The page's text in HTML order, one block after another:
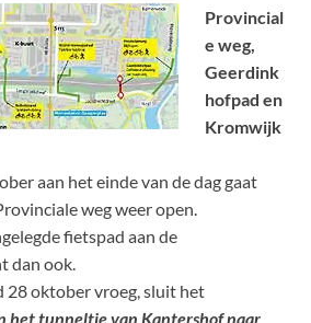
Provincial
e weg,
Geerdink
hofpad en
Kromwijk
aan het einde van de dag gaat
weg weer open.
fietspad aan de
dan ook.
28 oktober vroeg, sluit het
het tunneltje van Kantershof naar